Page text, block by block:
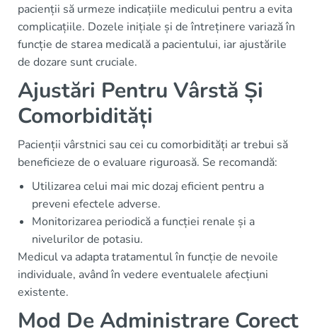
pacienții să urmeze indicațiile medicului pentru a evita
complicațiile. Dozele inițiale și de întreținere variază în
funcție de starea medicală a pacientului, iar ajustările
de dozare sunt cruciale.
Ajustări Pentru Vârstă Și
Comorbidități
Pacienții vârstnici sau cei cu comorbidități ar trebui să
beneficieze de o evaluare riguroasă. Se recomandă:
Utilizarea celui mai mic dozaj eficient pentru a
preveni efectele adverse.
Monitorizarea periodică a funcției renale și a
nivelurilor de potasiu.
Medicul va adapta tratamentul în funcție de nevoile
individuale, având în vedere eventualele afecțiuni
existente.
Mod De Administrare Corect